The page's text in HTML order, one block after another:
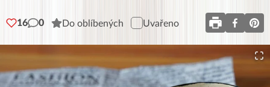
16 0 Do oblíbených Uvařeno